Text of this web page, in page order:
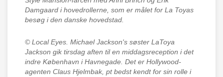
Damgaard i hovedrollerne, som er målet for La Toyas
besøg i den danske hovedstad.
© Local Eyes. Michael Jackson's søster LaToya
Jackson gik tirsdag aften til en middagsreception i det
indre København i Havnegade. Det er Hollywood-
agenten Claus Hjelmbak, pt bedst kendt for sin rolle i